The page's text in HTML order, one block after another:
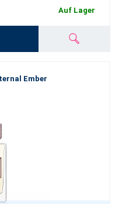
Auf Lager
Ember